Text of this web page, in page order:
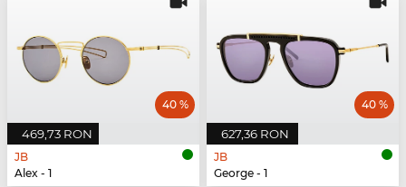
469,73 RON
40 %
JB
Alex - 1
627,36 RON
40 %
JB
George - 1